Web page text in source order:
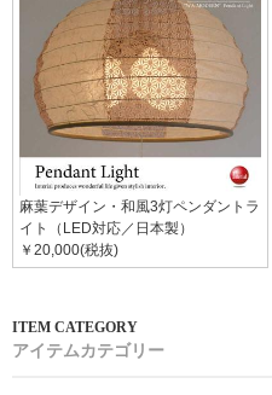
麻葉デザイン・和風3灯ペンダントラ
イト（LED対応／日本製）
￥20,000(税抜)
アイテムカテゴリー